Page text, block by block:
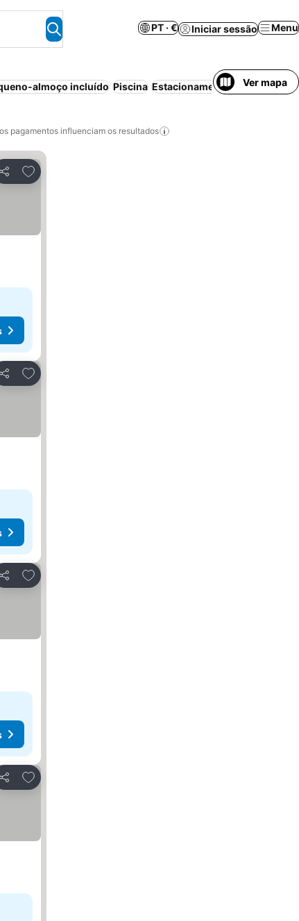
PT · € Iniciar sessão Menu
almoço incluído Piscina Estacionamento Praia
Ver mapa
pagamentos influenciam os resultados
Partilhar
Adicionar aos favoritos
Partilhar
Adicionar aos favoritos
Partilhar
Adicionar aos favoritos
Partilhar
Adicionar aos favoritos